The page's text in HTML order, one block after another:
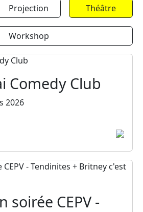
Projection Théâtre
Workshop
Comedy Club
2026
soirée CEPV -